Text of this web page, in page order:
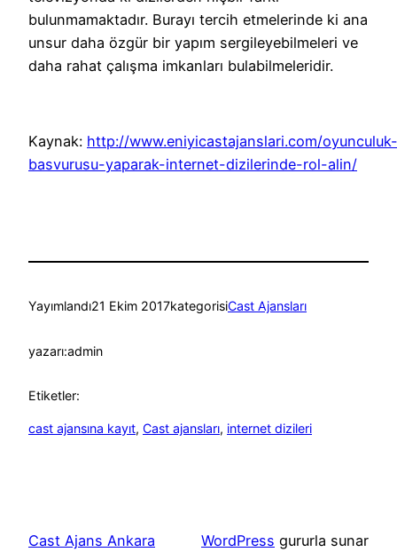
bulunmamaktadır. Burayı tercih etmelerinde ki ana
unsur daha özgür bir yapım sergileyebilmeleri ve
daha rahat çalışma imkanları bulabilmeleridir.
Kaynak: http://www.eniyicastajanslari.com/oyunculuk-
basvurusu-yaparak-internet-dizilerinde-rol-alin/
Yayımlandı21 Ekim 2017kategorisiCast Ajansları
yazarı:admin
Etiketler:
cast ajansına kayıt, Cast ajansları, internet dizileri
Cast Ajans Ankara WordPress gururla sunar